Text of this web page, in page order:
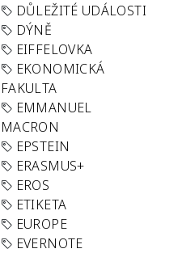
DŮLEŽITÉ UDÁLOSTI
DÝNĚ
EIFFELOVKA
EKONOMICKÁ
FAKULTA
EMMANUEL
MACRON
EPSTEIN
ERASMUS+
EROS
ETIKETA
EUROPE
EVERNOTE